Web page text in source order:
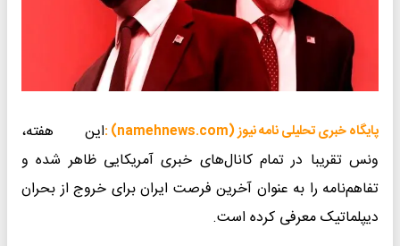
پایگاه خبری تحلیلی نامه نیوز (namehnews.com) :
این هفته،
ونس تقریبا در تمام کانال‌های خبری آمریکایی ظاهر شده و
تفاهم‌نامه را به عنوان آخرین فرصت ایران برای خروج از بحران
دیپلماتیک معرفی کرده است.